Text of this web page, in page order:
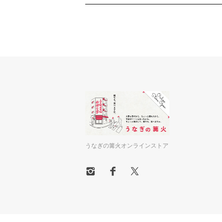
うなぎの篝火オンラインストア